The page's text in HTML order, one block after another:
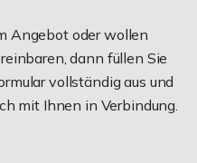
Angebot oder wollen
dann füllen Sie
vollständig aus und
mit Ihnen in Verbindung.